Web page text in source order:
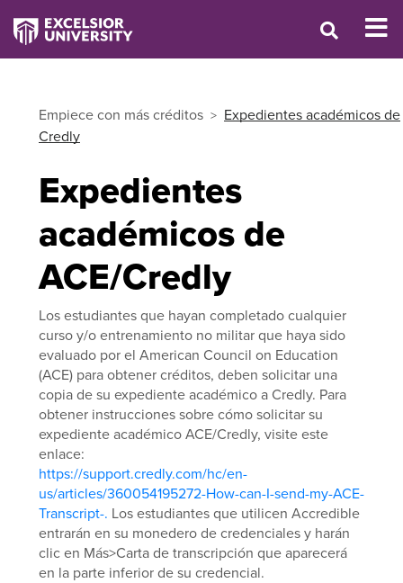
Empiece con más créditos
Expedientes académicos de
Credly
Expedientes
académicos de
ACE/Credly
Los estudiantes que hayan completado cualquier
curso y/o entrenamiento no militar que haya sido
evaluado por el American Council on Education
(ACE) para obtener créditos, deben solicitar una
copia de su expediente académico a Credly. Para
obtener instrucciones sobre cómo solicitar su
expediente académico ACE/Credly, visite este
enlace:
https://support.credly.com/hc/en-
us/articles/360054195272-How-can-I-send-my-ACE-
Transcript-. Los estudiantes que utilicen Accredible
entrarán en su monedero de credenciales y harán
clic en Más>Carta de transcripción que aparecerá
en la parte inferior de su credencial.